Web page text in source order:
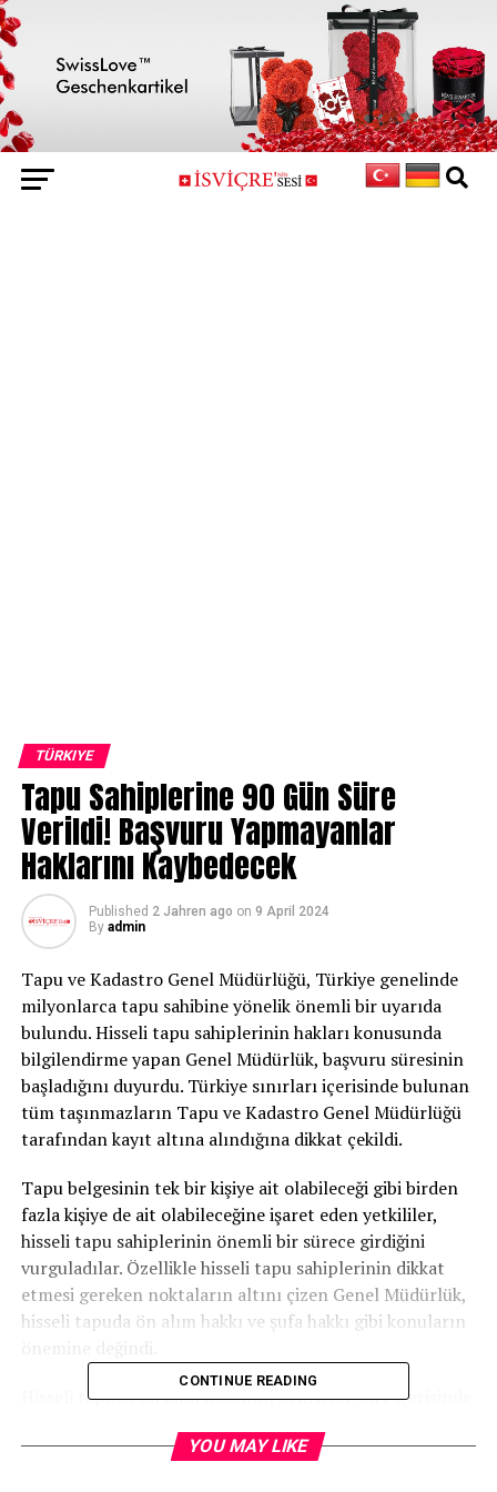
TÜRKIYE
Tapu Sahiplerine 90 Gün Süre
Verildi! Başvuru Yapmayanlar
Haklarını Kaybedecek
Published 2 Jahren ago on 9 April 2024
By admin
Tapu ve Kadastro Genel Müdürlüğü, Türkiye genelinde
milyonlarca tapu sahibine yönelik önemli bir uyarıda
bulundu. Hisseli tapu sahiplerinin hakları konusunda
bilgilendirme yapan Genel Müdürlük, başvuru süresinin
başladığını duyurdu. Türkiye sınırları içerisinde bulunan
tüm taşınmazların Tapu ve Kadastro Genel Müdürlüğü
tarafından kayıt altına alındığına dikkat çekildi.
Tapu belgesinin tek bir kişiye ait olabileceği gibi birden
fazla kişiye de ait olabileceğine işaret eden yetkililer,
hisseli tapu sahiplerinin önemli bir sürece girdiğini
vurguladılar. Özellikle hisseli tapu sahiplerinin dikkat
etmesi gereken noktaların altını çizen Genel Müdürlük,
hisseli tapuda ön alım hakkı ve şufa hakkı gibi konuların
Hisseli tapuda ön alım hakkının belirli bir süre içerisinde
yetkilileri, bu sürenin dolmasının ardından hakların
CONTINUE READING
YOU MAY LIKE